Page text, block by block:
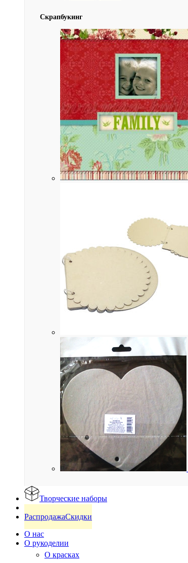
Скрапбукинг
Творческие наборы
РаспродажаСкидки
О нас
О рукоделии
О красках